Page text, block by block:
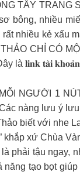
TẨY TRANG
bông, nhiều
nhiều kẻ xấu
CHỈ CÓ
là 𝐥𝐢𝐧𝐤 𝐭𝐚̀𝐢
NGƯỜI 1
nàng lưu ý
biết với nhe
khắp xứ Chùa
phải tậu ngay,
tạo bọt